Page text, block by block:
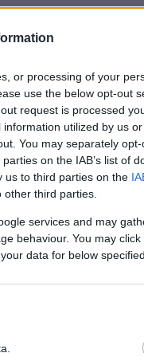
or processing of your
use the below opt-out
request is processed
utilized by us
You may separately
on the IAB’s list of
us to third parties on the
third parties.
services and may
behaviour. You may
data for below
ΕΣΥ – Τι
ιδιωτικού έργου
στο ΕΚΑΒ
τις σημαντικές
ότι
τόσο